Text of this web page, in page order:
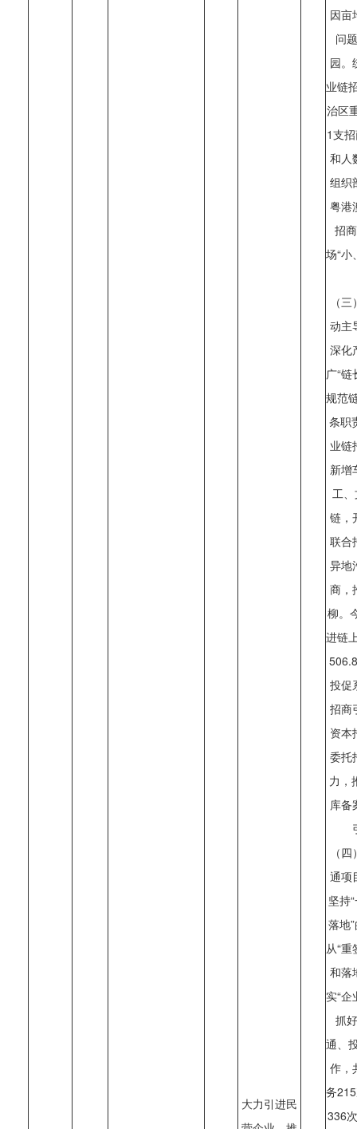
大力引进民
因亩
问
园。
业链
治区
1支
和人
组织
粤港
招
场“小
（
动主
深化
广“
规范
条职
业链
新增
工
链，
联合
异地
商，
柳。
进链
投促
招商
资本
委托
力，
库备
（
通项
坚持
落地
从“
和落
实“
抓
通、
作，
务
336